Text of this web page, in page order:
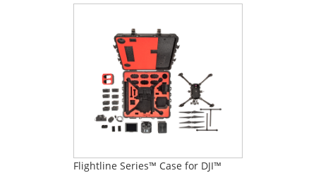
Flightline Series™ Case for DJI™